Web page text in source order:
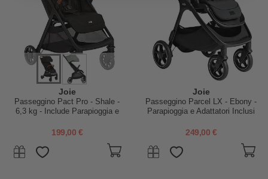
Joie
Passeggino Pact Pro - Shale -
6,3 kg - Include Parapioggia e
199,00 €
Joie
Passeggino Parcel LX - Ebony -
Parapioggia e Adattatori Inclusi
249,00 €